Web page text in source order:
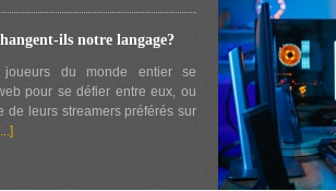
ils notre langage?
joueurs du monde entier se
pour se défier entre eux, ou
de leurs streamers préférés sur
[...]